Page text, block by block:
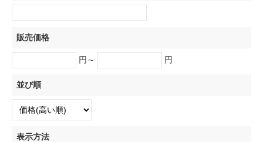
販売価格
円～ 円
並び順
表示方法